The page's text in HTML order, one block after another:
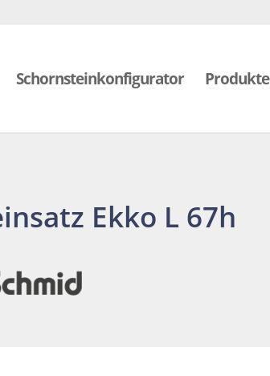
Schornsteinkonfigurator Produkte
Ekko L 67h